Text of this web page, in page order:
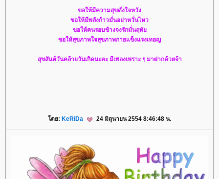
ขอให้มีความสุขดั่งใจหวัง
ขอให้มีพลังก้าวมั่นอย่าหวั่นไหว
ขอให้คนรอบข้างจงรักมั่นฤทั
ขอให้สุขภาพใจสุขภาพกายแข็งแรงเทอญ
สุขสันต์วันคล้ายวันเกิดนะคะ มีเพลงเพราะ ๆ มาฝากด้วยจ้า
ดย: KeRiDa 24 มิถุนายน 2554 8:46:48 น.